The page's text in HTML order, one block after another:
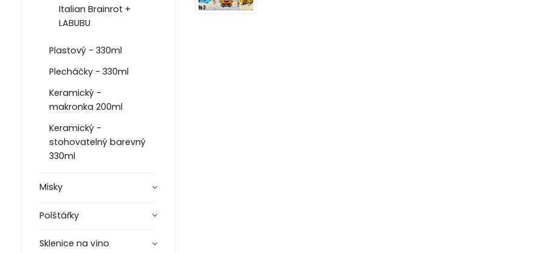
Italian Brainrot +
LABUBU
Plastový - 330ml
Plecháčky - 330ml
Keramický -
makronka 200ml
Keramický -
stohovatelný barevný
330ml
Misky
Polštářky
Sklenice na víno